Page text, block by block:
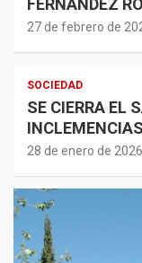
FERNANDEZ
27 de febrero de
SOCIEDAD
SE CIERRA EL
28 de enero de 2026